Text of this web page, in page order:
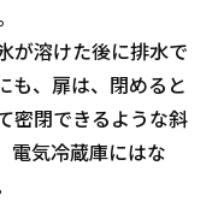
が溶けた後に排水で
も、扉は、閉めると
密閉できるような斜
電気冷蔵庫にはな